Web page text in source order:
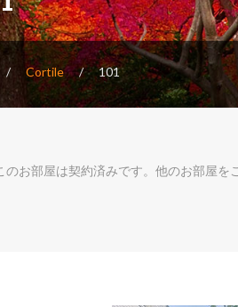
Cortile 101
お部屋は契約済みです。他のお部屋を